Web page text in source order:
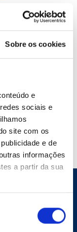
Sobre os cookies
e
sociais e
site com os
e de
informações
a partir da sua
Compartilhar